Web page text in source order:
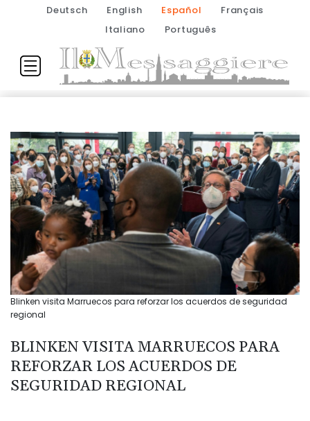
Deutsch English Español
Français
Italiano
Português
Blinken visita Marruecos para reforzar los acuerdos de seguridad
regional
BLINKEN VISITA MARRUECOS PARA
REFORZAR LOS ACUERDOS DE
SEGURIDAD REGIONAL